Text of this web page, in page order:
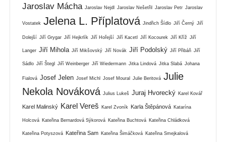
Jaroslav Mácha Jaroslav Nejdl Jaroslav Nešetřil Jaroslav Petr Jaroslav
Vostatek Jelena L. Příplatová Jindřich Šídlo Jiří Černý Jiří
Dolejší Jiří Grygar Jiří Hejkrlík Jiří Hořejší Jiří Kacetl Jiří Kocourek Jiří Kříž Jiří
Langer Jiří Mihola Jiří Mikšovský Jiří Novák Jiří Podolský Jiří Přibáň Jiří
Sádlo Jiří Štegl Jiří Weinberger Jiří Wiedermann Jitka Lindová Jitka Slabá Johana
Fialová Josef Jelen Josef Michl Josef Moural Julie Beritová Julie
Nekola Nováková Julius Lukeš Juraj Hvorecký Karel Kovář
Karel Malinský Karel Vereš Karel Zvoník Karla Štěpánová Katarína
Holcová Kateřina Bernardová Sýkorová Kateřina Buchtová Kateřina Chládková
Kateřina Potyszová Kateřina Sam Kateřina Šimáčková Kateřina Smejkalová